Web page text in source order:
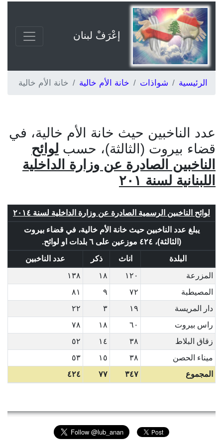
إعْرَفْ لبنان
الرئيسية شواذات خانة الأم خالية خانة الأم خالية
عدد الناخبين حيث خانة الأم خالية، في
قضاء بيروت (الثالثة)، حسب لوائح
الناخبين الصادرة عن وزارة الداخلية
اللبنانية لسنة ٢٠١
لوائح الناخبين الرسمية الصادرة عن وزارة الداخلية لسنة ٢٠١٤
يبلغ عدد الناخبين حيث خانة الأم خالية، في قضاء بيروت
(الثالثة)، ٤٢٤ موزعين على ٦ بلدات او لوائح.
البلدة
اناث ذكر
عدد الناخبين
المزرعة
١٢٠ ١٨
١٣٨
المصيطبة
٧٢ ٩
٨١
دار المريسة
١٩ ٣
٢٢
راس بيروت
٦٠ ١٨
٧٨
زقاق البلاط
٣٨ ١٤
٥٢
ميناء الحصن
٣٨ ١٥
٥٣
المجموع
٣٤٧ ٧٧ ٤٢٤